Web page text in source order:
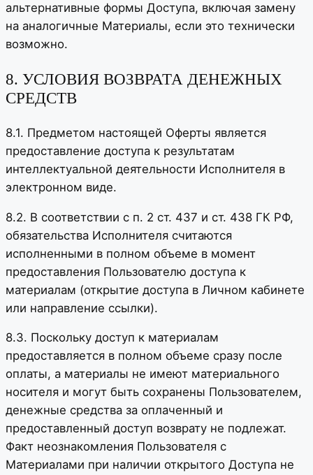
альтернативные формы Доступа, включая замену
на аналогичные Материалы, если это технически
возможно.
8. УСЛОВИЯ ВОЗВРАТА ДЕНЕЖНЫХ
СРЕДСТВ
8.1. Предметом настоящей Оферты является
предоставление доступа к результатам
интеллектуальной деятельности Исполнителя в
электронном виде.
8.2. В соответствии с п. 2 ст. 437 и ст. 438 ГК РФ,
обязательства Исполнителя считаются
исполненными в полном объеме в момент
предоставления Пользователю доступа к
материалам (открытие доступа в Личном кабинете
или направление ссылки).
8.3. Поскольку доступ к материалам
предоставляется в полном объеме сразу после
оплаты, а материалы не имеют материального
носителя и могут быть сохранены Пользователем,
денежные средства за оплаченный и
предоставленный доступ возврату не подлежат.
Факт неознакомления Пользователя с
Материалами при наличии открытого Доступа не